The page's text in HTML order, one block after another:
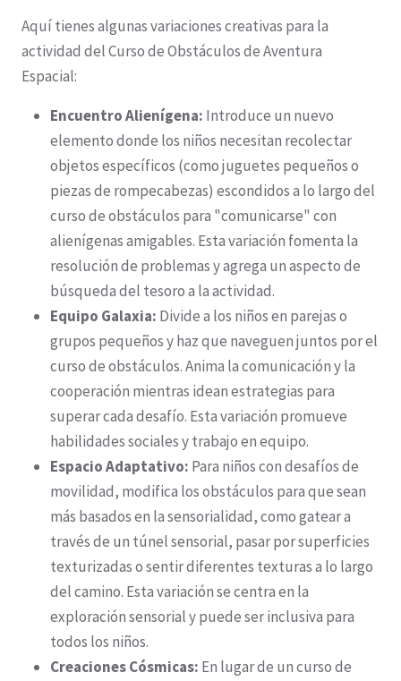
Aquí tienes algunas variaciones creativas para la
actividad del Curso de Obstáculos de Aventura
Espacial:
Encuentro Alienígena: Introduce un nuevo
elemento donde los niños necesitan recolectar
objetos específicos (como juguetes pequeños o
piezas de rompecabezas) escondidos a lo largo del
curso de obstáculos para "comunicarse" con
alienígenas amigables. Esta variación fomenta la
resolución de problemas y agrega un aspecto de
búsqueda del tesoro a la actividad.
Equipo Galaxia: Divide a los niños en parejas o
grupos pequeños y haz que naveguen juntos por el
curso de obstáculos. Anima la comunicación y la
cooperación mientras idean estrategias para
superar cada desafío. Esta variación promueve
habilidades sociales y trabajo en equipo.
Espacio Adaptativo: Para niños con desafíos de
movilidad, modifica los obstáculos para que sean
más basados en la sensorialidad, como gatear a
través de un túnel sensorial, pasar por superficies
texturizadas o sentir diferentes texturas a lo largo
del camino. Esta variación se centra en la
exploración sensorial y puede ser inclusiva para
todos los niños.
Creaciones Cósmicas: En lugar de un curso de